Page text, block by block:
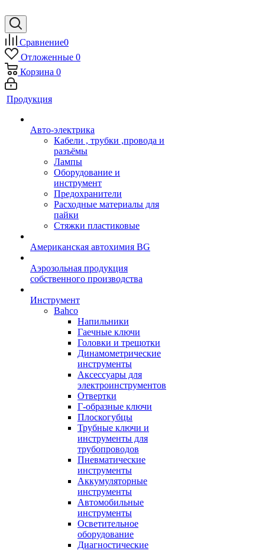
Сравнение0
Отложенные 0
Корзина 0
Продукция
Авто-электрика
Кабели , трубки ,провода и
разъёмы
Лампы
Оборудование и
инструмент
Предохранители
Расходные материалы для
пайки
Стяжки пластиковые
Американская автохимия BG
Аэрозольная продукция
собственного производства
Инструмент
Bahco
Напильники
Гаечные ключи
Головки и трещотки
Динамометрические
инструменты
Аксессуары для
электроинструментов
Отвертки
Г-образные ключи
Плоскогубцы
Трубные ключи и
инструменты для
трубопроводов
Пневматические
инструменты
Аккумуляторные
инструменты
Автомобильные
инструменты
Осветительное
оборудование
Диагностические